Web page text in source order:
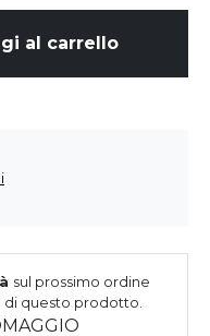
al carrello
sul prossimo ordine
di questo prodotto.